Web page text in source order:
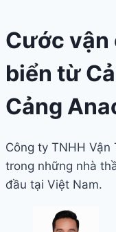
Cước
biển từ
Cảng
Công ty TNHH
trong những nhà
đầu tại Việt Nam.